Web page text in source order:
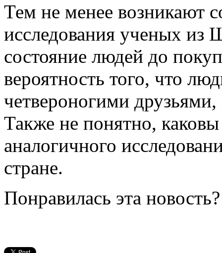
Тем не менее возникают
исследования ученых из
состояние людей до
вероятность того, что
четвероногими
Также не понятно, каковы
аналогичного
стране.
Понравилась эта